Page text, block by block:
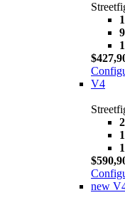
V4
new